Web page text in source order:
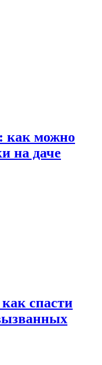
как можно
на даче
спасти